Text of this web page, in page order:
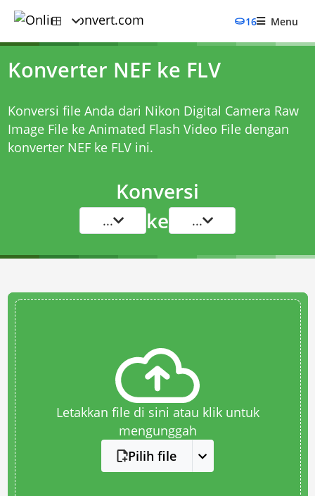
16 Menu
Konverter NEF ke FLV
Konversi file Anda dari Nikon Digital Camera Raw
Image File ke Animated Flash Video File dengan
konverter NEF ke FLVini.
Konversi
... ke ...
Letakkan file di sini atau klik untuk
mengunggah
Pilih file